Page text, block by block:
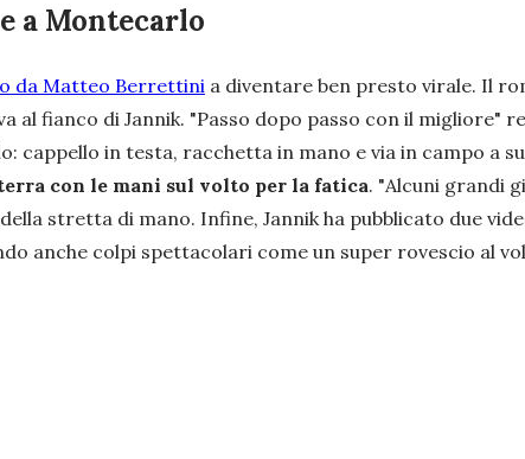
a Montecarlo
da Matteo Berrettini a diventare ben presto virale. Il
al fianco di Jannik. "Passo dopo passo con il migliore"
cappello in testa, racchetta in mano e via in campo a
con le mani sul volto per la fatica. "Alcuni grandi
stretta di mano. Infine, Jannik ha pubblicato due
anche colpi spettacolari come un super rovescio al